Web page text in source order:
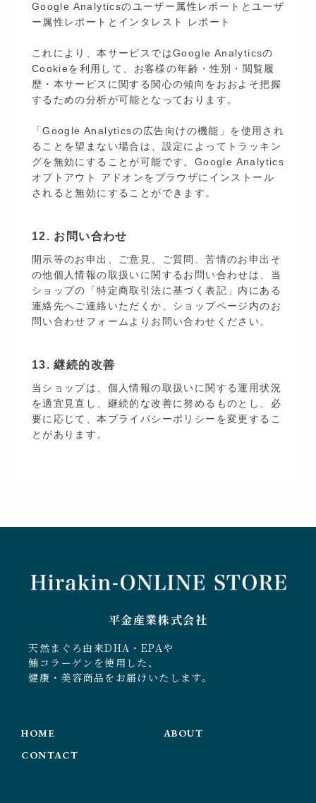
Google Analyticsのユーザー属性レポートとユーザ
ー属性レポートとインタレスト レポート
これにより、本サービスではGoogle Analyticsの
Cookieを利用して、お客様の年齢・性別・閲覧履
歴・本サービスに関する関心の傾向をおおよそ把握
するための分析が可能となっております。
「Google Analyticsの広告向けの機能」を使用され
ることを望まない場合は、設定によってトラッキン
グを無効にすることが可能です。Google Analytics
オプトアウト アドオンをブラウザにインストール
されると無効にすることができます。
12. お問い合わせ
開示等のお申出、ご意見、ご質問、苦情のお申出そ
の他個人情報の取扱いに関するお問い合わせは、当
ショップの「特定商取引法に基づく表記」内にある
連絡先へご連絡いただくか、ショップページ内のお
問い合わせフォームよりお問い合わせください。
13. 継続的改善
当ショップは、個人情報の取扱いに関する運用状況
を適宜見直し、継続的な改善に努めるものとし、必
要に応じて、本プライバシーポリシーを変更するこ
とがあります。
平金産業株式会社
天然まぐろ由来DHA・EPAや
鮪コラーゲンを使用した、
健康・美容商品をお届けいたします。
HOME
ABOUT
CONTACT